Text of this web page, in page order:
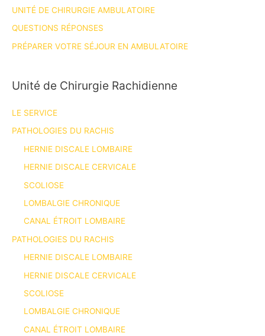
UNITÉ DE CHIRURGIE AMBULATOIRE
QUESTIONS RÉPONSES
PRÉPARER VOTRE SÉJOUR EN AMBULATOIRE
Unité de Chirurgie Rachidienne
LE SERVICE
PATHOLOGIES DU RACHIS
HERNIE DISCALE LOMBAIRE
HERNIE DISCALE CERVICALE
SCOLIOSE
LOMBALGIE CHRONIQUE
CANAL ÉTROIT LOMBAIRE
PATHOLOGIES DU RACHIS
HERNIE DISCALE LOMBAIRE
HERNIE DISCALE CERVICALE
SCOLIOSE
LOMBALGIE CHRONIQUE
CANAL ÉTROIT LOMBAIRE